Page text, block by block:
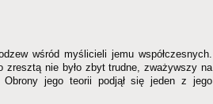
wśród myślicieli jemu współczesnych.
zresztą nie było zbyt trudne, zważywszy na
jego teorii podjął się jeden z jego